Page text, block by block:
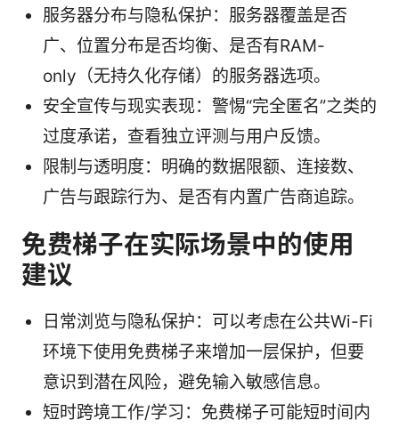
服务器分布与隐私保护：服务器覆盖是否
广、位置分布是否均衡、是否有RAM-
only（无持久化存储）的服务器选项。
安全宣传与现实表现：警惕“完全匿名”之类的
过度承诺，查看独立评测与用户反馈。
限制与透明度：明确的数据限额、连接数、
广告与跟踪行为、是否有内置广告商追踪。
免费梯子在实际场景中的使用
建议
日常浏览与隐私保护：可以考虑在公共Wi-Fi
环境下使用免费梯子来增加一层保护，但要
意识到潜在风险，避免输入敏感信息。
短时跨境工作/学习：免费梯子可能短时间内